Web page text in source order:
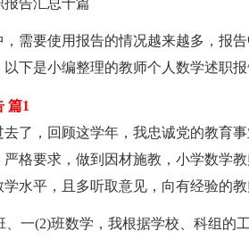
告汇总十篇
需要使用报告的情况越来越多，报
下是小编整理的教师个人数学述职报
篇1
了，回顾这学年，我忠诚党的教育
格要求，做到因材施教，小学数学
水平，且多听取意见，向有经验的教
、一(2)班数学，我根据学校、科组的